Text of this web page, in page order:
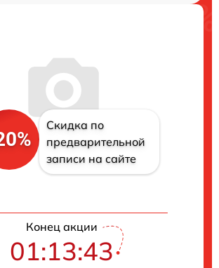
Скидка по
предварительной
записи на сайте
Конец акции
01:13:42